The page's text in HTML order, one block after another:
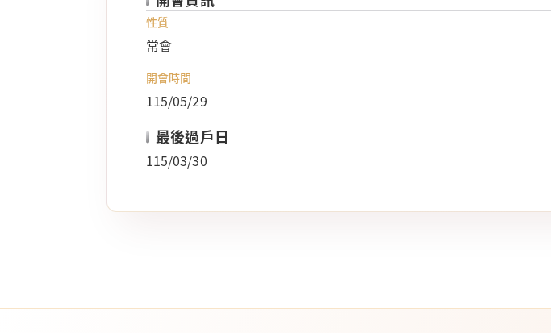
性質
常會
開會時間
115/05/29
最後過戶日
115/03/30